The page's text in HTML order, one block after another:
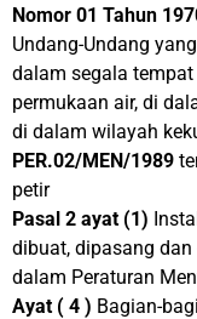
Nomor 01 Tahun
Undang-Undang
dalam segala
permukaan air, di
di dalam wilayah
PER.02/MEN/1989
petir
Pasal 2 ayat (1)
dibuat, dipasang
dalam Peraturan
Ayat ( 4 ) Bagian-